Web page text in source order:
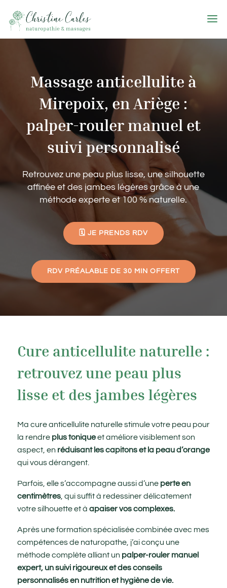
Massage anticellulite à
Mirepoix, en Ariège :
palper-rouler manuel et
suivi personnalisé
Retrouvez une peau plus lisse, une silhouette
affinée et des jambes légères grâce à une
méthode experte et 100 % naturelle.
🗓️ JE PRENDS RDV
RDV PRÉALABLE DE 30 MIN OFFERT
Cure anticellulite naturelle :
retrouvez une peau plus
lisse et des jambes légères
Ma cure anticellulite naturelle stimule votre peau pour
la rendre plus toniqueet améliore visiblement son
aspect, en réduisant les capitons et la peau d’orange
qui vous dérangent.
Parfois, elle s’accompagne aussi d’une perte en
centimètres, qui suffit à redessiner délicatement
votre silhouette et à apaiser vos complexes.
Après une formation spécialisée combinée avec mes
compétences de naturopathe, j’ai conçu une
méthode complète alliant un palper-rouler manuel
expert, un suivi rigoureux et des conseils
personnalisés en nutrition et hygiène de vie.